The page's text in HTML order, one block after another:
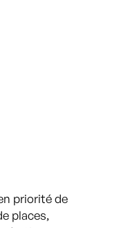
priorité de
places,